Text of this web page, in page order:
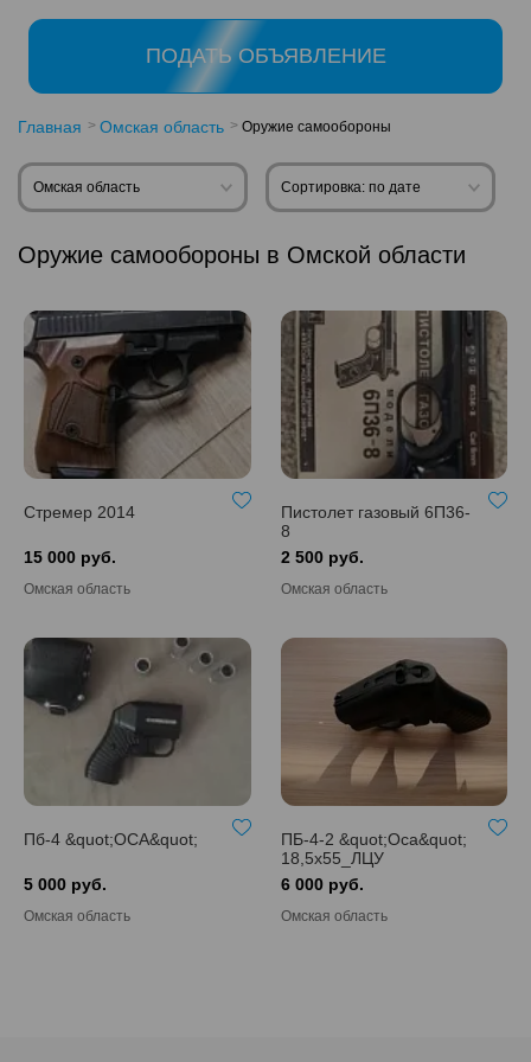
ПОДАТЬ ОБЪЯВЛЕНИЕ
Главная Омская область Оружие самообороны
Омская область Сортировка: по дате
Оружие самообороны в Омской области
Стремер 2014
15 000 руб.
Омская область
Пистолет газовый 6П36-
8
2 500 руб.
Омская область
Пб-4 &quot;ОСА&quot;
5 000 руб.
Омская область
ПБ-4-2 &quot;Оса&quot;
18,5х55_ЛЦУ
6 000 руб.
Омская область